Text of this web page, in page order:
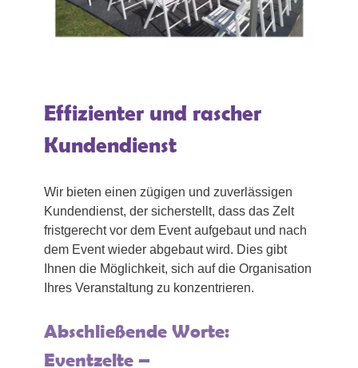
Effizienter und rascher
Kundendienst
Wir bieten einen zügigen und zuverlässigen
Kundendienst, der sicherstellt, dass das Zelt
fristgerecht vor dem Event aufgebaut und nach
dem Event wieder abgebaut wird. Dies gibt
Ihnen die Möglichkeit, sich auf die Organisation
Ihres Veranstaltung zu konzentrieren.
Abschließende Worte:
Eventzelte –